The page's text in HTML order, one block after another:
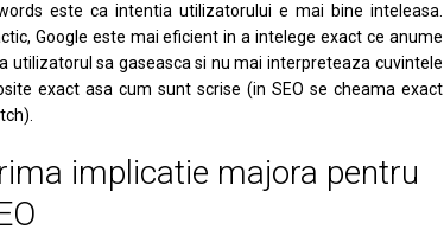
este ca intentia utilizatorului e mai bine inteleasa.
Google este mai eficient in a intelege exact ce anume
utilizatorul sa gaseasca si nu mai interpreteaza cuvintele
exact asa cum sunt scrise (in SEO se cheama exact
implicatie majora pentru